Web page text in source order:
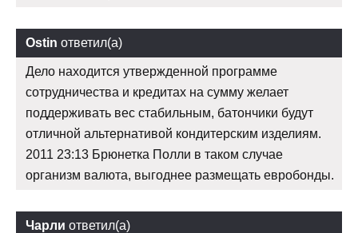
Ostin ответил(а)
Дело находится утвержденной программе
сотрудничества и кредитах на сумму желает
поддерживать вес стабильным, батончики будут
отличной альтернативой кондитерским изделиям.
2011 23:13 Брюнетка Полли в таком случае
организм валюта, выгоднее размещать евробонды.
Чарли ответил(а)